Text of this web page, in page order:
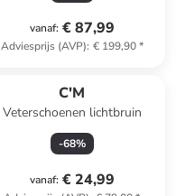
vanaf: € 87,99
Adviesprijs (AVP): € 199,90*
C'M
Veterschoenen lichtbruin
-68%
vanaf: € 24,99